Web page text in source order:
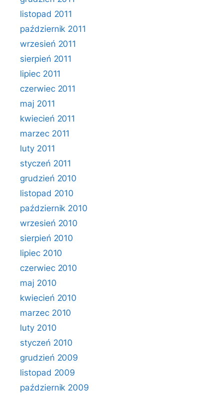
listopad 2011
październik 2011
wrzesień 2011
sierpień 2011
lipiec 2011
czerwiec 2011
maj 2011
kwiecień 2011
marzec 2011
luty 2011
styczeń 2011
grudzień 2010
listopad 2010
październik 2010
wrzesień 2010
sierpień 2010
lipiec 2010
czerwiec 2010
maj 2010
kwiecień 2010
marzec 2010
luty 2010
styczeń 2010
grudzień 2009
listopad 2009
październik 2009